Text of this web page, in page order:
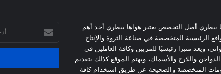
بيطري أصل التخصص يعتبر هواها بيطري أحد أهم
الرئيسية المتخصصة في صناعة الثروة والإنتاج
ويعد منبرا رئيسيًا للمربين وكافة العاملين في
واللارج والأسماك، ويهتم الموقع كذلك بتقديم
المتخصصة والصحيحة عن طريق استخدام كافة
بريدك
الإلكتروني